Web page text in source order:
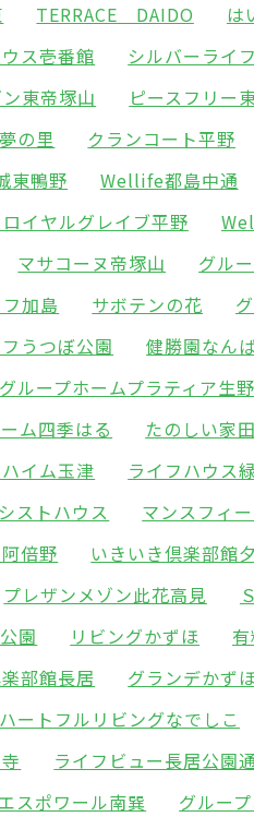
TERRACE DAIDO は
ス壱番館 シルバーライ
東帝塚山 ピースフリー
夢の里 クランコート平野
東鴨野 Wellife都島中通
イヤルグレイブ平野
マサコーヌ帝塚山 グル
加島 サボテンの花
うつぼ公園 健勝園なん
グループホームプラティア生野
ム四季はる たのしい家
イム玉津 ライフハウス
ストハウス マンスフィ
倍野 いきいき倶楽部館
プレザンメゾン此花高見
園 リビングかずほ
部館長居 グランデかず
ハートフルリビングなでしこ
ライフビュー長居公園
エスポワール南巽 グルー